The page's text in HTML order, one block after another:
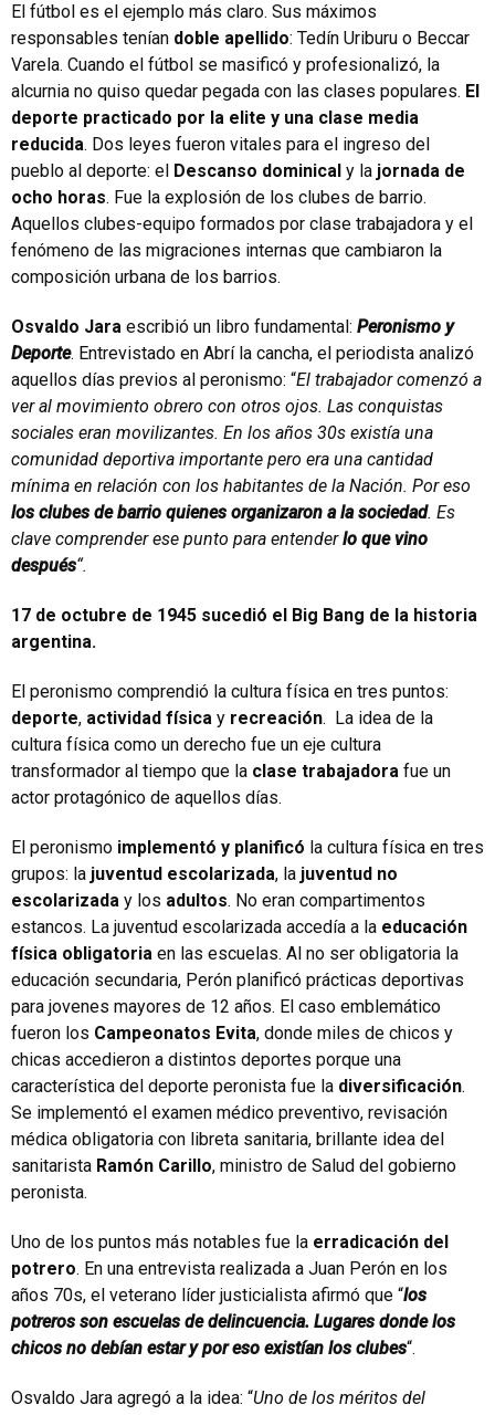
El fútbol es el ejemplo más claro. Sus máximos
responsables tenían doble apellido: Tedín Uriburu o Beccar
Varela. Cuando el fútbol se masificó y profesionalizó, la
alcurnia no quiso quedar pegada con las clases populares. El
deporte practicado por la elite y una clase media
reducida. Dos leyes fueron vitales para el ingreso del
pueblo al deporte: el Descanso dominical y la jornada de
ocho horas. Fue la explosión de los clubes de barrio.
Aquellos clubes-equipo formados por clase trabajadora y el
fenómeno de las migraciones internas que cambiaron la
composición urbana de los barrios.
Osvaldo Jara escribió un libro fundamental: Peronismo y
Deporte. Entrevistado en Abrí la cancha, el periodista analizó
aquellos días previos al peronismo: “El trabajador comenzó a
ver al movimiento obrero con otros ojos. Las conquistas
sociales eran movilizantes. En los años 30s existía una
comunidad deportiva importante pero era una cantidad
mínima en relación con los habitantes de la Nación. Por eso
los clubes de barrio quienes organizaron a la sociedad. Es
clave comprender ese punto para entenderlo que vino
después“.
17 de octubre de 1945 sucedió el Big Bang de la historia
argentina.
El peronismo comprendió la cultura física en tres puntos:
deporte, actividad física y recreación. La idea de la
cultura física como un derecho fue un eje cultura
transformador al tiempo que la clase trabajadora fue un
actor protagónico de aquellos días.
El peronismo implementó y planificó la cultura física en tres
grupos: la juventud escolarizada, la juventud no
escolarizada y los adultos. No eran compartimentos
estancos. La juventud escolarizada accedía a la educación
física obligatoria en las escuelas. Al no ser obligatoria la
educación secundaria, Perón planificó prácticas deportivas
para jovenes mayores de 12 años. El caso emblemático
fueron los Campeonatos Evita, donde miles de chicos y
chicas accedieron a distintos deportes porque una
característica del deporte peronista fue la diversificación.
Se implementó el examen médico preventivo, revisación
médica obligatoria con libreta sanitaria, brillante idea del
sanitarista Ramón Carillo, ministro de Salud del gobierno
peronista.
Uno de los puntos más notables fue la erradicación del
potrero. En una entrevista realizada a Juan Perón en los
años 70s, el veterano líder justicialista afirmó que “los
potreros son escuelas de delincuencia. Lugares donde los
chicos no debían estar y por eso existían los clubes“.
Osvaldo Jara agregó a la idea: “Uno de los méritos del